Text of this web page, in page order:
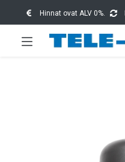
Hinnat ovat ALV 0%.